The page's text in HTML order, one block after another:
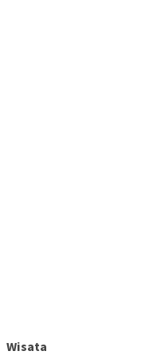
Wisata